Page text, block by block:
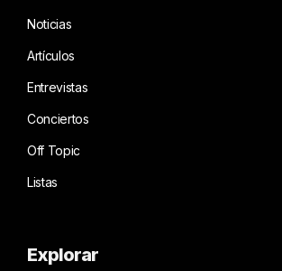
Noticias
Artículos
Entrevistas
Conciertos
Off Topic
Listas
Explorar